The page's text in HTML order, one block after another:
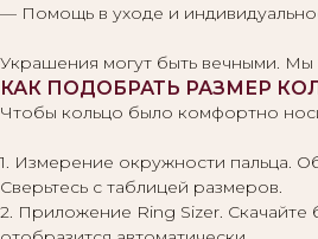
— Помощь в уходе и
Украшения могут быть вечными.
КАК ПОДОБРАТЬ РАЗМЕР
Чтобы кольцо было комфортно
1. Измерение окружности пальца.
Сверьтесь с таблицей размеров.
2. Приложение Ring Sizer. Скачайте